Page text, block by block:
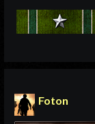
Foton